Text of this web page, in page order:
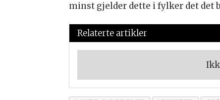
minst gjelder dette i fylker det
Relaterte artikler